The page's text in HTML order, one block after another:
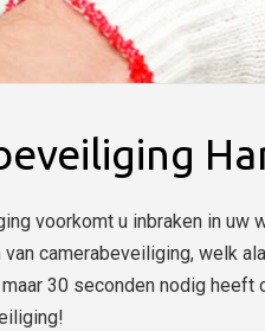
voorkomt u inbraken in uw
camerabeveiliging, welk
30 seconden nodig